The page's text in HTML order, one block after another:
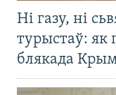
Ні газу, ні
турыстаў: як
блякада